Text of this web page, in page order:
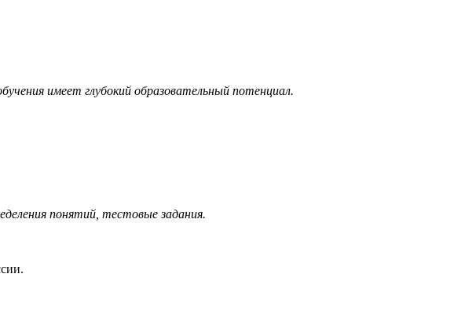
имеет глубокий образовательный потенциал.
понятий, тестовые задания.